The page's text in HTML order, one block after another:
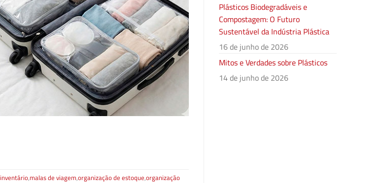
inventário,malas de viagem,organização de estoque,organização
Plásticos Biodegradáveis e
Compostagem: O Futuro
Sustentável da Indústria Plástica
16 de junho de 2026
Mitos e Verdades sobre Plásticos
14 de junho de 2026